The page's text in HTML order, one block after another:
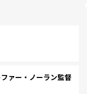
ァー・ノーラン監督